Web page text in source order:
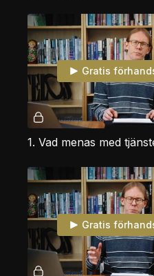
Gratis
1. Vad menas med
Gratis